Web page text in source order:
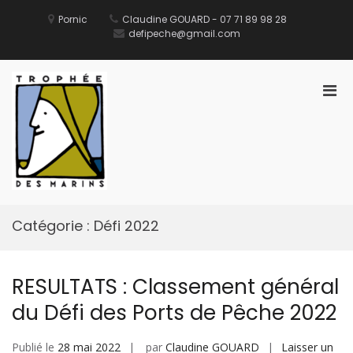
Pornic
Claudine GOUARD - 07 71 89 98 28
defipeche@gmail.com
Catégorie : Défi 2022
RESULTATS : Classement général
du Défi des Ports de Pêche 2022
Publié le 28 mai 2022 par Claudine GOUARD
Laisser un